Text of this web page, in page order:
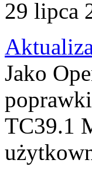
29 lipca
Jako
TC39.1